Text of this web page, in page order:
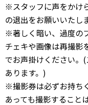
※スタッフに声をかけ
の退出をお願いいたし
※著しく暗い、過度の
チェキや画像は再撮影
でお声掛けください。
あります。)
※撮影券は必ずお持ち
あっても撮影すること